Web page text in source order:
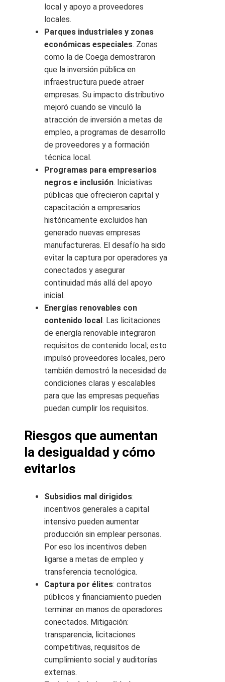
local y apoyo a proveedores
locales.
Parques industriales y zonas
económicas especiales. Zonas
como la de Coega demostraron
que la inversión pública en
infraestructura puede atraer
empresas. Su impacto distributivo
mejoró cuando se vinculó la
atracción de inversión a metas de
empleo, a programas de desarrollo
de proveedores y a formación
técnica local.
Programas para empresarios
negros e inclusión. Iniciativas
públicas que ofrecieron capital y
capacitación a empresarios
históricamente excluidos han
generado nuevas empresas
manufactureras. El desafío ha sido
evitar la captura por operadores ya
conectados y asegurar
continuidad más allá del apoyo
inicial.
Energías renovables con
contenido local . Las licitaciones
de energía renovable integraron
requisitos de contenido local; esto
impulsó proveedores locales, pero
también demostró la necesidad de
condiciones claras y escalables
para que las empresas pequeñas
puedan cumplir los requisitos.
Riesgos que aumentan
la desigualdad y cómo
evitarlos
Subsidios mal dirigidos:
incentivos generales a capital
intensivo pueden aumentar
producción sin emplear personas.
Por eso los incentivos deben
ligarse a metas de empleo y
transferencia tecnológica.
Captura por élites: contratos
públicos y financiamiento pueden
terminar en manos de operadores
conectados. Mitigación:
transparencia, licitaciones
competitivas, requisitos de
cumplimiento social y auditorías
externas.